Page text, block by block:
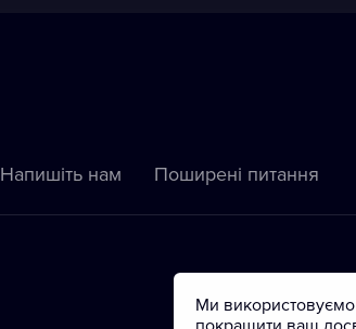
Напишіть нам Пoширені питання
Ми